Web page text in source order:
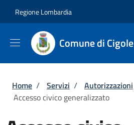
Regione Lombardia
Comune di Cigole
Briciole di pane
Home / Servizi / Autorizzazioni
Accesso civico generalizzato